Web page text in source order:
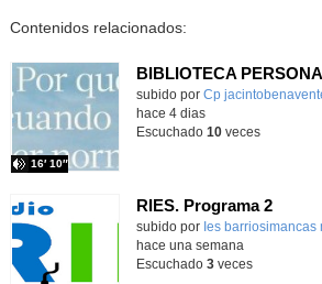
Contenidos relacionados:
Contenido educativo.
subido por Cp
16′ 10″
hace 4 dias
Escuchado 10veces
RIES. Programa 2
Contenido educativo.
subido por Ies barriosimancas
hace una semana
Escuchado 3veces